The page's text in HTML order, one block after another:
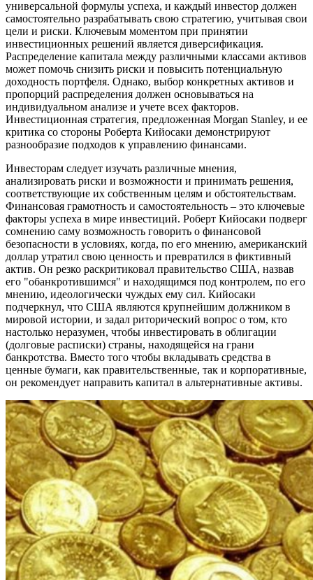
универсальной формулы успеха, и каждый инвестор должен
самостоятельно разрабатывать свою стратегию, учитывая свои
цели и риски. Ключевым моментом при принятии
инвестиционных решений является диверсификация.
Распределение капитала между различными классами активов
может помочь снизить риски и повысить потенциальную
доходность портфеля. Однако, выбор конкретных активов и
пропорций распределения должен основываться на
индивидуальном анализе и учете всех факторов.
Инвестиционная стратегия, предложенная Morgan Stanley, и ее
критика со стороны Роберта Кийосаки демонстрируют
разнообразие подходов к управлению финансами.
Инвесторам следует изучать различные мнения,
анализировать риски и возможности и принимать решения,
соответствующие их собственным целям и обстоятельствам.
Финансовая грамотность и самостоятельность – это ключевые
факторы успеха в мире инвестиций. Роберт Кийосаки подверг
сомнению саму возможность говорить о финансовой
безопасности в условиях, когда, по его мнению, американский
доллар утратил свою ценность и превратился в фиктивный
актив. Он резко раскритиковал правительство США, назвав
его "обанкротившимся" и находящимся под контролем, по его
мнению, идеологически чуждых ему сил. Кийосаки
подчеркнул, что США являются крупнейшим должником в
мировой истории, и задал риторический вопрос о том, кто
настолько неразумен, чтобы инвестировать в облигации
(долговые расписки) страны, находящейся на грани
банкротства. Вместо того чтобы вкладывать средства в
ценные бумаги, как правительственные, так и корпоративные,
он рекомендует направить капитал в альтернативные активы.